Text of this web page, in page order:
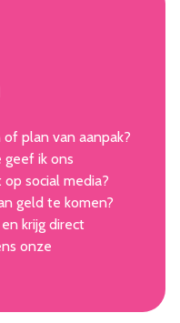
plan van aanpak?
geef ik ons
social media?
geld te komen?
krijg direct
onze